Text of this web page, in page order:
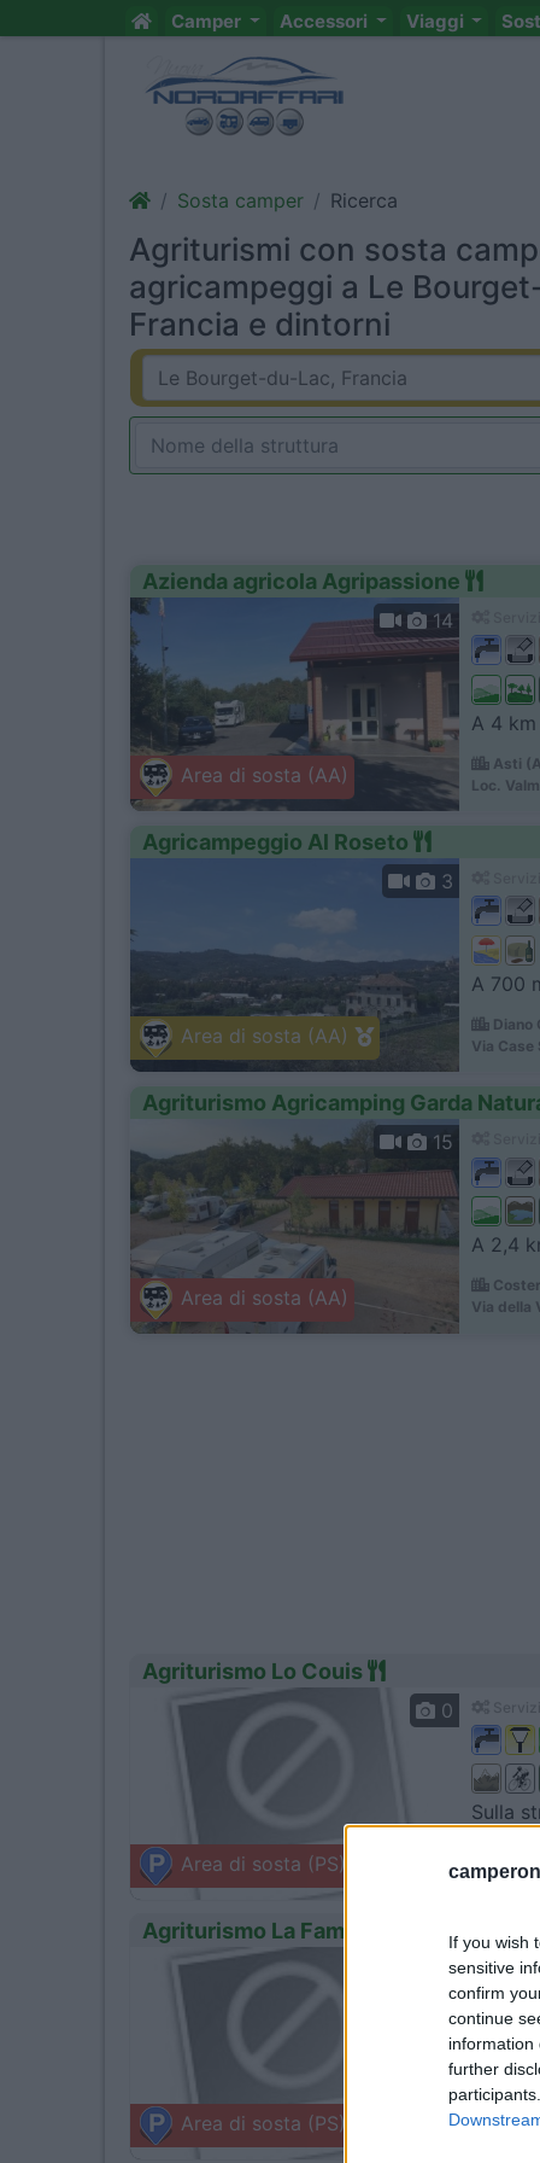
If you wish
sensitive
confirm
continue
information
further
Camper Accessori Viaggi
Sosta camper Ricerca
Agriturismi con sosta
agricampeggi a Le
Francia e dintorni
Azienda agricola Agripassione
Area di sosta (AA)
14
A 4
Asti
Loc.
Agricampeggio Al Roseto
Area di sosta (AA)
3
A 700
Diano
Via Case
Agriturismo Agricamping Garda
Area di sosta (AA)
15
A 2,4
Via della
Agriturismo Lo Couis
Area di sosta (PS)
0
Sulla
Frazione
Agriturismo La Famille
Area di sosta (PS)
0